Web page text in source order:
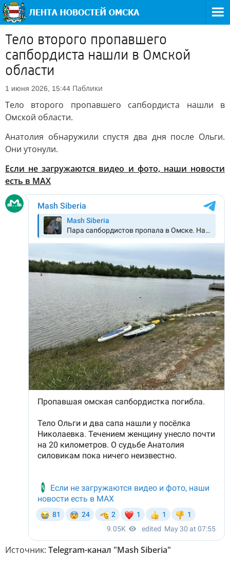
Тело второго пропавшего
сапбордиста нашли в Омской
области
1 июня 2026, 15:44 Паблики
Тело второго пропавшего сапбордиста нашли в
Омской области.
Анатолия обнаружили спустя два дня после Ольги.
Они утонули.
Если не загружаются видео и фото, наши новости
есть в MAX
Источник: Telegram-канал "Mash Siberia"